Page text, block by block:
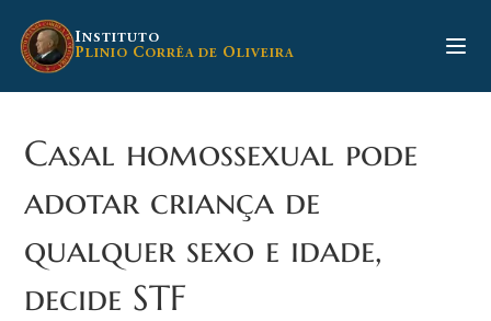
para
INSTITUTO
PLINIO CORRÊA DE OLIVEIRA
Casal homossexual pode
adotar criança de
qualquer sexo e idade,
decide STF